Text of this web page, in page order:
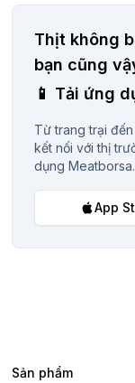
Thịt không
bạn cũng
📱 Tải ứng
Từ trang trại
kết nối với thị
dụng Meatborsa.
App
Sản phẩm